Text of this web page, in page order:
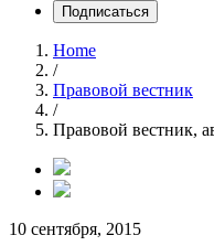
Подписаться
Home
/
Правовой вестник
/
Правовой вестник,
10 сентября, 2015